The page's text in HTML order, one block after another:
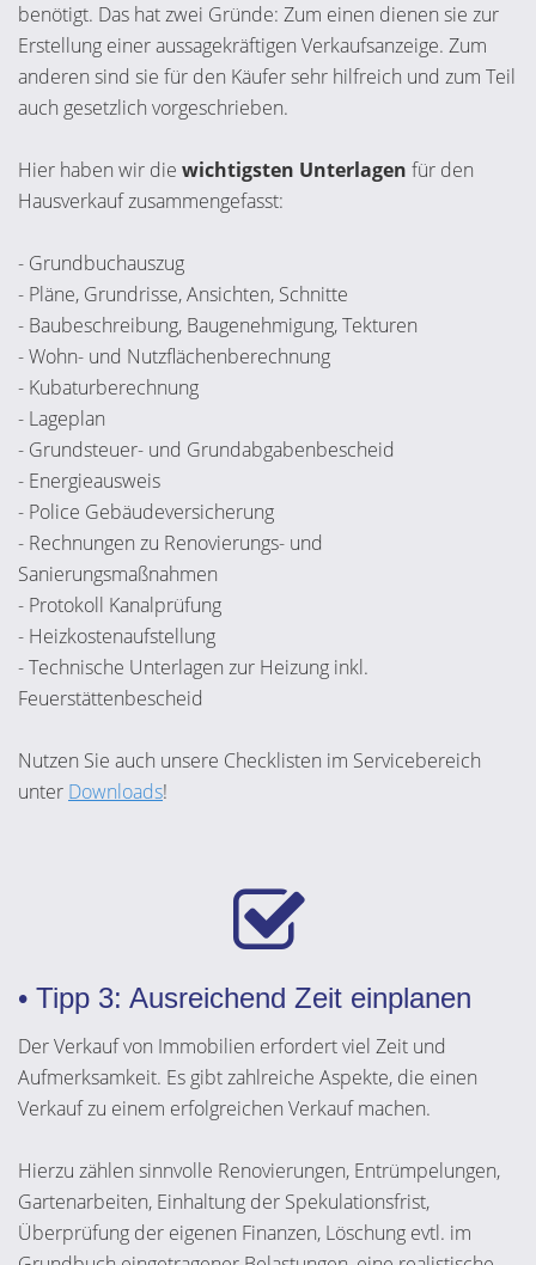
benötigt. Das hat zwei Gründe: Zum einen dienen sie zur
Erstellung einer aussagekräftigen Verkaufsanzeige. Zum
anderen sind sie für den Käufer sehr hilfreich und zum Teil
auch gesetzlich vorgeschrieben.
Hier haben wir die wichtigsten Unterlagen für den
Hausverkauf zusammengefasst:
- Grundbuchauszug
- Pläne, Grundrisse, Ansichten, Schnitte
- Baubeschreibung, Baugenehmigung, Tekturen
- Wohn- und Nutzflächenberechnung
- Kubaturberechnung
- Lageplan
- Grundsteuer- und Grundabgabenbescheid
- Energieausweis
- Police Gebäudeversicherung
- Rechnungen zu Renovierungs- und
Sanierungsmaßnahmen
- Protokoll Kanalprüfung
- Heizkostenaufstellung
- Technische Unterlagen zur Heizung inkl.
Feuerstättenbescheid
Nutzen Sie auch unsere Checklisten im Servicebereich
unter Downloads!
• Tipp 3: Ausreichend Zeit einplanen
Der Verkauf von Immobilien erfordert viel Zeit und
Aufmerksamkeit. Es gibt zahlreiche Aspekte, die einen
Verkauf zu einem erfolgreichen Verkauf machen.
Hierzu zählen sinnvolle Renovierungen, Entrümpelungen,
Gartenarbeiten, Einhaltung der Spekulationsfrist,
Überprüfung der eigenen Finanzen, Löschung evtl. im